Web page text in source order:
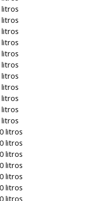
litros
litros
litros
litros
litros
litros
litros
litros
litros
litros
litros
litros
litros
litros
litros
litros
litros
litros